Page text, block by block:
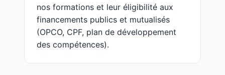
nos formations et leur éligibilité aux
financements publics et mutualisés
(OPCO, CPF, plan de développement
des compétences).